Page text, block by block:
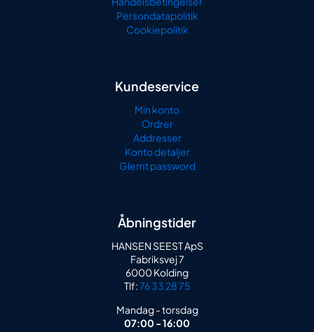
Persondatapolitik
Cookiepolitik
Kundeservice
Min konto
Ordrer
Addresser
Konto detaljer
Glemt password
Åbningstider
HANSEN SEEST ApS
Fabriksvej 7
6000 Kolding
Tlf:76 33 28 75
Mandag - torsdag
07:00 - 16:00